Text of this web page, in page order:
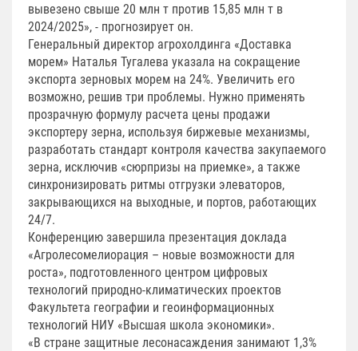
вывезено свыше 20 млн т против 15,85 млн т в
2024/2025», - прогнозирует он.
Генеральный директор агрохолдинга «Доставка
морем» Наталья Тугалева указала на сокращение
экспорта зерновых морем на 24%. Увеличить его
возможно, решив три проблемы. Нужно применять
прозрачную формулу расчета цены продажи
экспортеру зерна, используя биржевые механизмы,
разработать стандарт контроля качества закупаемого
зерна, исключив «сюрпризы на приемке», а также
синхронизировать ритмы отгрузки элеваторов,
закрывающихся на выходные, и портов, работающих
24/7.
Конференцию завершила презентация доклада
«Агролесомелиорация – новые возможности для
роста», подготовленного центром цифровых
технологий природно-климатических проектов
Факультета географии и геоинформационных
технологий НИУ «Высшая школа экономики».
«В стране защитные лесонасаждения занимают 1,3%